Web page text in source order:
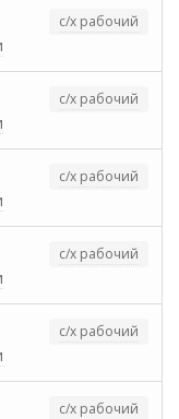
с/х рабочий
с/х рабочий
с/х рабочий
с/х рабочий
с/х рабочий
с/х рабочий